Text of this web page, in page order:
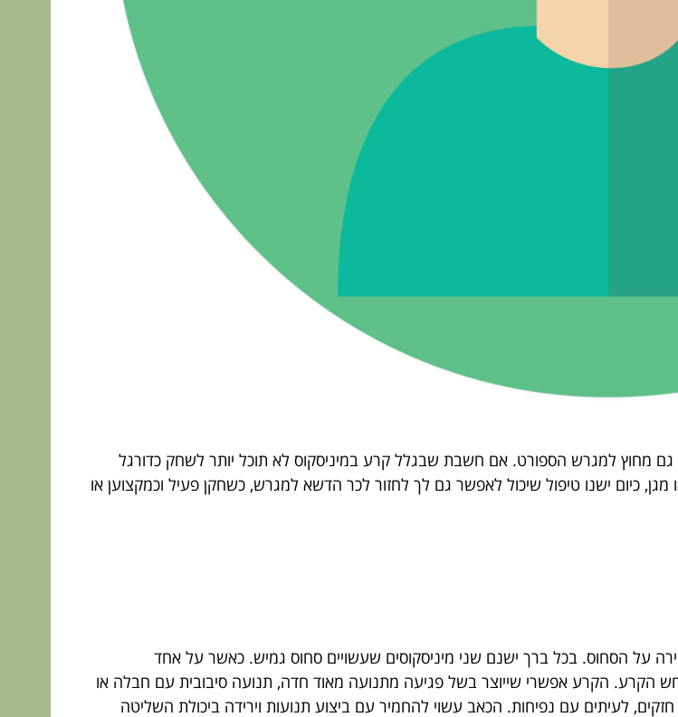
מחוץ למגרש הספורט. אם חשבת שבגלל קרע במיניסקוס לא תוכל יותר לשחק כדורגל
כיום ישנו טיפול שיכול לאפשר גם לך לחזור לכר הדשא למגרש, כשחקן פעיל וכמקצוען או
על הסחוס. בכל ברך ישנם שני מיניסקוסים שעשויים סחוס גמיש. כאשר על אחד
הקרע. הקרע אפשרי שייוצר בשל פגיעה מתנועה מאוד חדה, תנועה סיבובית עם חבלה או
לעיתים עם נפיחות. הכאב עשוי להחמיר עם ביצוע תנועות וירידה ביכולת השליטה